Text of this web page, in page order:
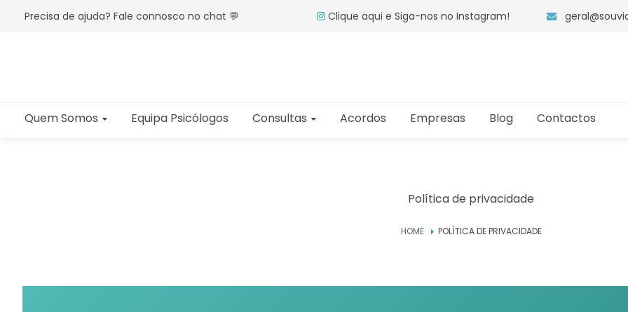
Precisa de ajuda? Fale connosco no chat 💬 Clique aqui e Siga-nos no Instagram!
Quem Somos Equipa Psicólogos Consultas Acordos Empresas Blog Contactos
Política de privacidade
HOME POLÍTICA DE PRIVACIDADE